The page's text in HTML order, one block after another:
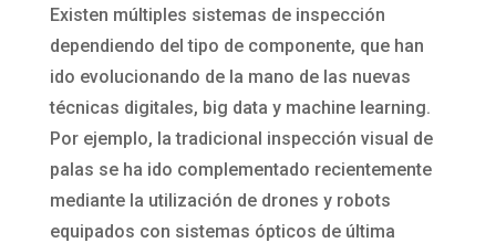
Existen múltiples sistemas de inspección
dependiendo del tipo de componente, que han
ido evolucionando de la mano de las nuevas
técnicas digitales, big data y machine learning.
Por ejemplo, la tradicional inspección visual de
palas se ha ido complementado recientemente
mediante la utilización de drones y robots
equipados con sistemas ópticos de última